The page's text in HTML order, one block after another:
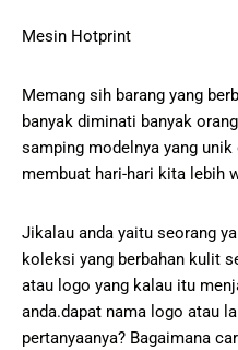
Mesin Hotprint
Memang sih barang yang
banyak diminati banyak
samping modelnya yang
membuat hari-hari kita lebih
Jikalau anda yaitu seorang
koleksi yang berbahan kulit
atau logo yang kalau itu
anda.dapat nama logo atau
pertanyaanya? Bagaimana